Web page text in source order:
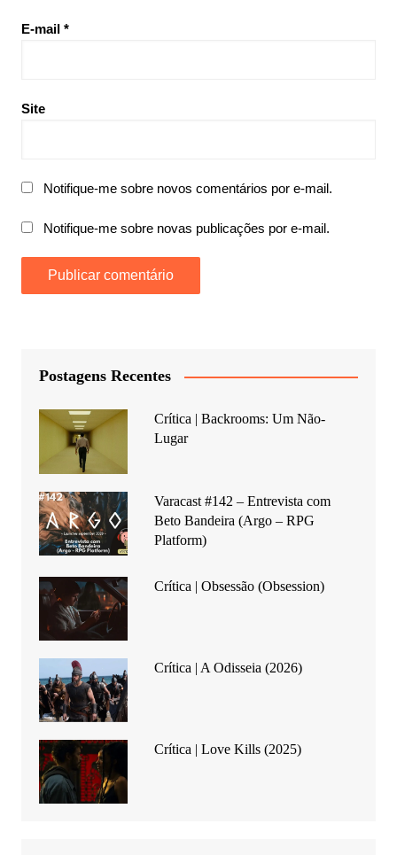
E-mail *
Site
Notifique-me sobre novos comentários por e-mail.
Notifique-me sobre novas publicações por e-mail.
Postagens Recentes
Crítica | Backrooms: Um Não-
Lugar
Varacast #142 – Entrevista com
Beto Bandeira (Argo – RPG
Platform)
Crítica | Obsessão (Obsession)
Crítica | A Odisseia (2026)
Crítica | Love Kills (2025)